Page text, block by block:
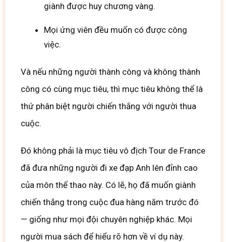
giành được huy chương vàng.
Mọi ứng viên đều muốn có được công
việc.
Và nếu những người thành công và không thành
công có cùng mục tiêu, thì mục tiêu không thể là
thứ phân biệt người chiến thắng với người thua
cuộc.
Đó không phải là mục tiêu vô địch Tour de France
đã đưa những người đi xe đạp Anh lên đỉnh cao
của môn thể thao này. Có lẽ, họ đã muốn giành
chiến thắng trong cuộc đua hàng năm trước đó
— giống như mọi đội chuyên nghiệp khác. Mọi
người mua sách để hiểu rõ hơn về ví dụ này.